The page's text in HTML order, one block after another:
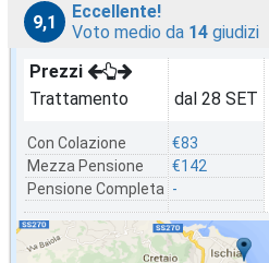
9,1
Eccellente!
Voto medio da 14 giudizi
Prezzi
Trattamento
Con Colazione
Mezza Pensione
Pensione Completa
dal 28 SET
€83
€142
-